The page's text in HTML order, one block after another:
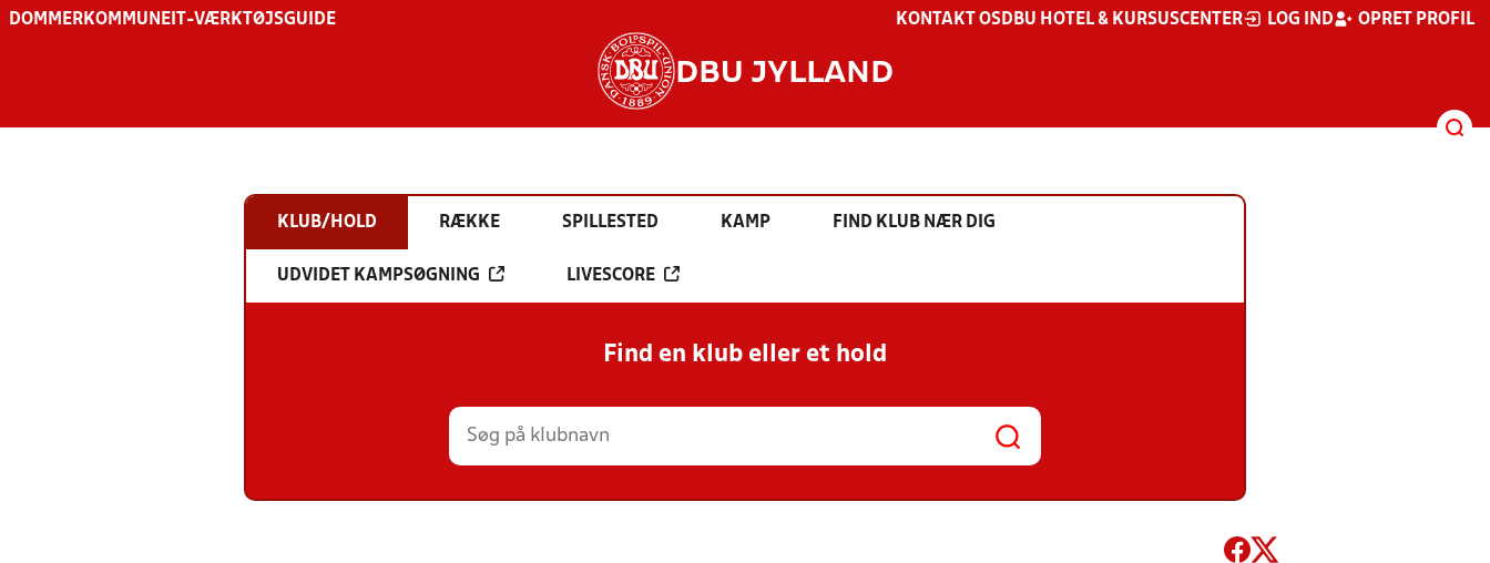
DOMMER KOMMUNE IT-VÆRKTØJSGUIDE KONTAKT OS DBU HOTEL & KURSUSCENTER LOG IND OPRET PROFIL
DBU JYLLAND
KLUB/HOLD RÆKKE SPILLESTED KAMP FIND KLUB NÆR DIG
UDVIDET KAMPSØGNING LIVESCORE
Find en klub eller et hold